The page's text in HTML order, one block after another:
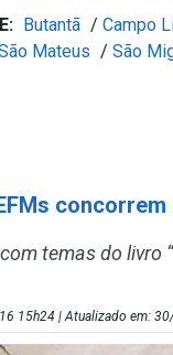
Butantã / Campo
Mateus / São
temas do livro
15h24 | Atualizado em: